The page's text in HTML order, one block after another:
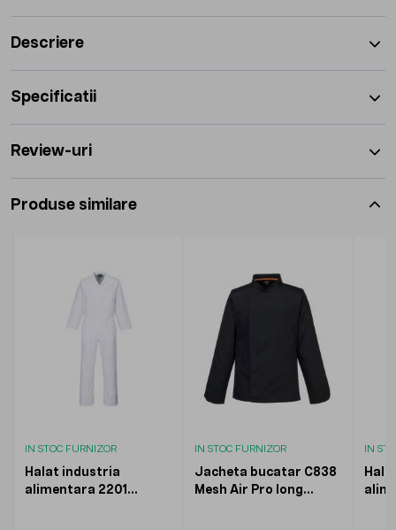
Descriere
Specificatii
Review-uri
Produse similare
IN STOC FURNIZOR
Halat industria
alimentara 2201
IN STOC FURNIZOR
Jacheta bucatar C838
Mesh Air Pro long
IN